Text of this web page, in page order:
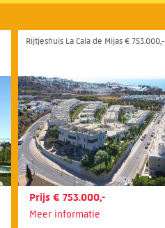
Rijtjeshuis La Cala de Mijas € 753.000,-
Prijs € 753.000,-
Meer informatie